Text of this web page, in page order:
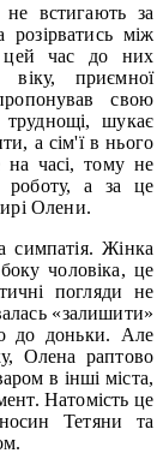
не встигають за
між
цей час до них
віку, приємної
свою
шукає
а сім'ї в нього
на часі, тому не
роботу, а за це
Олени.
симпатія. Жінка
чоловіка, це
погляди не
«залишити»
до доньки. Але
Олена раптово
в інші міста,
Натомість це
Тетяни та